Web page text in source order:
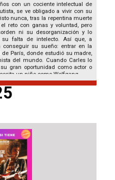
con un cociente intelectual de
se ve obligado a vivir con su
nunca, tras la repentina muerte
reto con ganas y voluntad, pero
ni su desorganización y lo
su falta de intelecto. Así que, a
conseguir su sueño: entrar en la
París, donde estudió su madre,
del mundo. Cuando Carles lo
gran oportunidad como actor o
un niño como Wolfgang.